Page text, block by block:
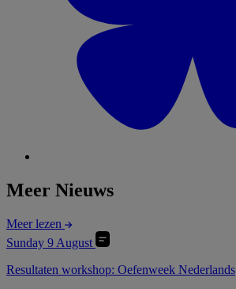
Meer Nieuws
Meer lezen
Sunday 9 August
Resultaten workshop: Oefenweek Nederlands